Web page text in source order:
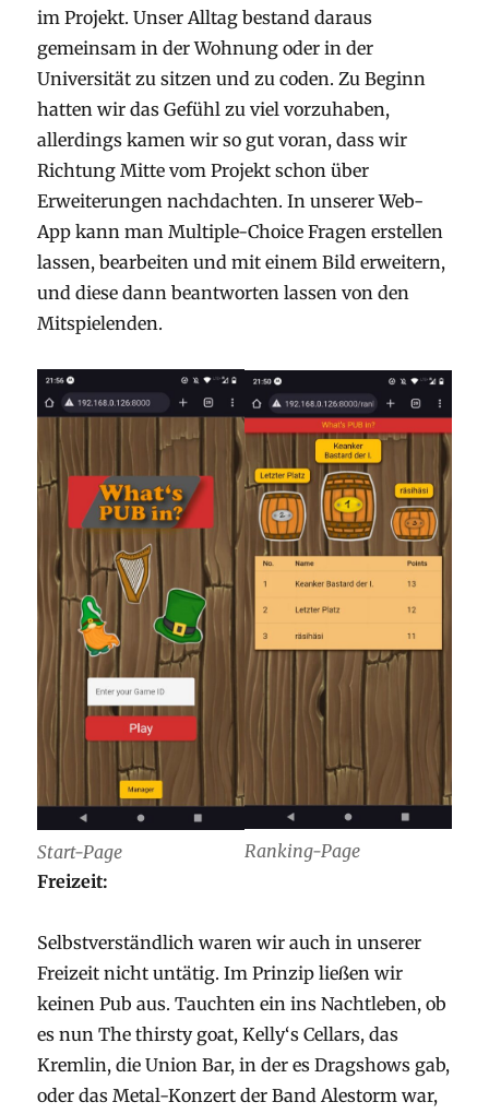
im Projekt. Unser Alltag bestand daraus
gemeinsam in der Wohnung oder in der
Universität zu sitzen und zu coden. Zu Beginn
hatten wir das Gefühl zu viel vorzuhaben,
allerdings kamen wir so gut voran, dass wir
Richtung Mitte vom Projekt schon über
Erweiterungen nachdachten. In unserer Web-
App kann man Multiple-Choice Fragen erstellen
lassen, bearbeiten und mit einem Bild erweitern,
und diese dann beantworten lassen von den
Mitspielenden.
Start-Page
Ranking-Page
Freizeit:
Selbstverständlich waren wir auch in unserer
Freizeit nicht untätig. Im Prinzip ließen wir
keinen Pub aus. Tauchten ein ins Nachtleben, ob
es nun The thirsty goat, Kelly‘s Cellars, das
Kremlin, die Union Bar, in der es Dragshows gab,
oder das Metal-Konzert der Band Alestorm war,